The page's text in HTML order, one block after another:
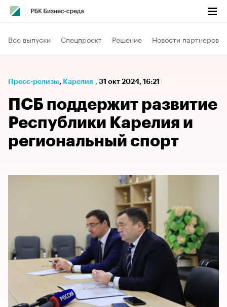
Все выпуски Спецпроект Решение Новости партнеров
Пресс-релизы⁠, Карелия , 31 окт 2024, 16:21
ПСБ поддержит развитие
Республики Карелия и
региональный спорт